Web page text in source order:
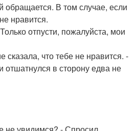
обращается. В том случае, если
нравится.
отпусти, пожалуйста, мои
сказала, что тебе не нравится. -
отшатнулся в сторону едва не